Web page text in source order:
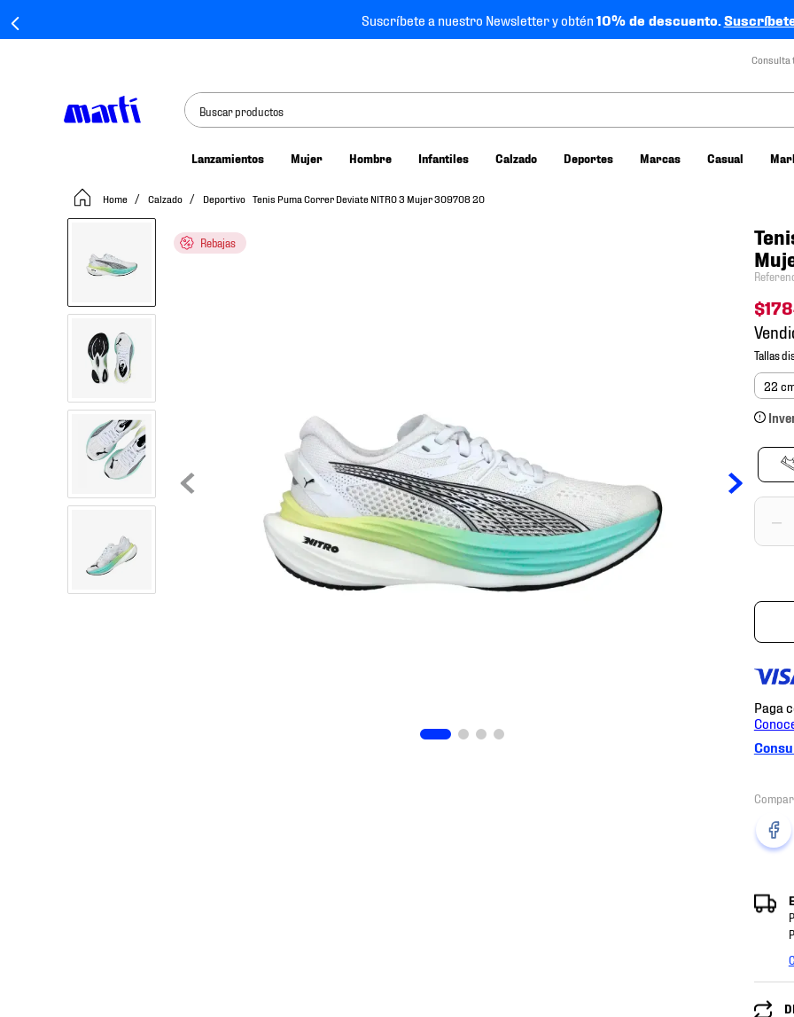
Suscríbete a nuestro Newsletter y obtén10% de descuento.
Consulta
Buscar productos
Lanzamientos Mujer Hombre Infantiles Calzado Deportes Marcas Casual
Calzado Deportivo Tenis Puma Correr Deviate NITRO 3 Mujer 309708 20
Rebajas
$
22
－
tenis mujer
tenis niño